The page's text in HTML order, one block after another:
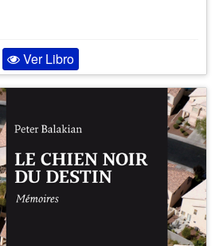
Ver Libro